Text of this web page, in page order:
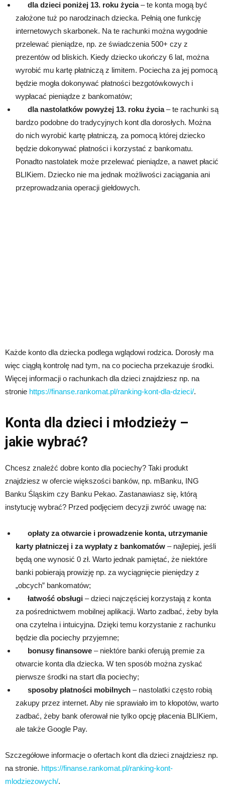
dla dzieci poniżej 13. roku życia– te konta mogą być
założone tuż po narodzinach dziecka. Pełnią one funkcję
internetowych skarbonek. Na te rachunki można wygodnie
przelewać pieniądze, np. ze świadczenia 500+ czy z
prezentów od bliskich. Kiedy dziecko ukończy 6 lat, można
wyrobić mu kartę płatniczą z limitem. Pociecha za jej pomocą
będzie mogła dokonywać płatności bezgotówkowych i
wypłacać pieniądze z bankomatów;
dla nastolatków powyżej 13. roku życia– te rachunki są
bardzo podobne do tradycyjnych kont dla dorosłych. Można
do nich wyrobić kartę płatniczą, za pomocą której dziecko
będzie dokonywać płatności i korzystać z bankomatu.
Ponadto nastolatek może przelewać pieniądze, a nawet płacić
BLIKiem. Dziecko nie ma jednak możliwości zaciągania ani
przeprowadzania operacji giełdowych.
Każde konto dla dziecka podlega wglądowi rodzica. Dorosły ma
więc ciągłą kontrolę nad tym, na co pociecha przekazuje środki.
Więcej informacji o rachunkach dla dzieci znajdziesz np. na
stronie https://finanse.rankomat.pl/ranking-kont-dla-dzieci/.
Konta dla dzieci i młodzieży –
jakie wybrać?
Chcesz znaleźć dobre konto dla pociechy? Taki produkt
znajdziesz w ofercie większości banków, np. mBanku, ING
Banku Śląskim czy Banku Pekao. Zastanawiasz się, którą
instytucję wybrać? Przed podjęciem decyzji zwróć uwagę na:
opłaty za otwarcie i prowadzenie konta, utrzymanie
karty płatniczej i za wypłaty z bankomatów – najlepiej, jeśli
będą one wynosić 0 zł. Warto jednak pamiętać, że niektóre
banki pobierają prowizję np. za wyciągnięcie pieniędzy z
„obcych” bankomatów;
łatwość obsługi – dzieci najczęściej korzystają z konta
za pośrednictwem mobilnej aplikacji. Warto zadbać, żeby była
ona czytelna i intuicyjna. Dzięki temu korzystanie z rachunku
będzie dla pociechy przyjemne;
bonusy finansowe – niektóre banki oferują premie za
otwarcie konta dla dziecka. W ten sposób można zyskać
pierwsze środki na start dla pociechy;
sposoby płatności mobilnych – nastolatki często robią
zakupy przez internet. Aby nie sprawiało im to kłopotów, warto
zadbać, żeby bank oferował nie tylko opcję płacenia BLIKiem,
ale także Google Pay.
Szczegółowe informacje o ofertach kont dla dzieci znajdziesz np.
na stronie. https://finanse.rankomat.pl/ranking-kont-
mlodziezowych/.